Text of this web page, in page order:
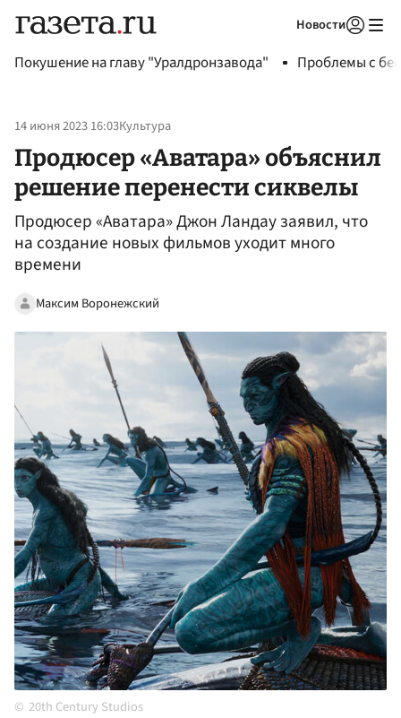
Новости
Покушение на главу "Уралдронзавода" Проблемы с
14 июня 2023 16:03Культура
Продюсер «Аватара» объяснил
решение перенести сиквелы
Продюсер «Аватара» Джон Ландау заявил, что
на создание новых фильмов уходит много
времени
Максим Воронежский
20th Century Studios